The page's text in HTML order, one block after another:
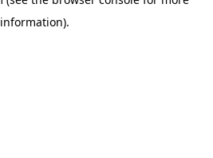
information).